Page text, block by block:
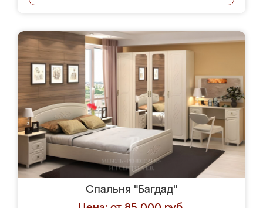
Спальня "Багдад"